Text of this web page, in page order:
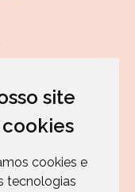
site
cookies
cookies e
tecnologias
e
dicas.
ENVIAR